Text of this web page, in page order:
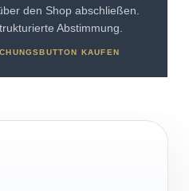
den Shop abschließen.
Abstimmung.
KAUFEN